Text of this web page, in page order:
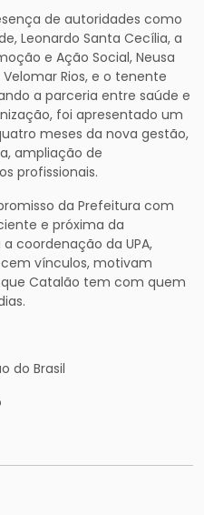
de autoridades como
Leonardo Santa Cecília, a
e Ação Social, Neusa
Rios, e o tenente
a parceria entre saúde e
foi apresentado um
meses da nova gestão,
ampliação de
profissionais.
da Prefeitura com
e próxima da
coordenação da UPA,
vínculos, motivam
Catalão tem com quem
do Brasil